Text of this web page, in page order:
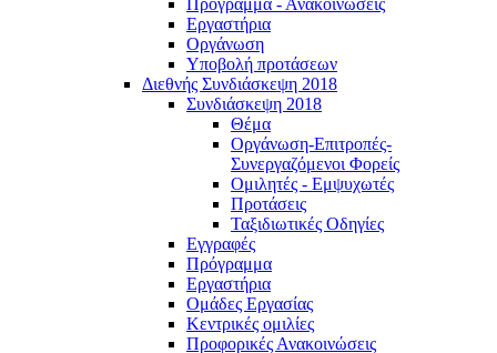
Πρόγραμμα - Ανακοινώσεις
Εργαστήρια
Οργάνωση
Υποβολή προτάσεων
Διεθνής Συνδιάσκεψη 2018
Συνδιάσκεψη 2018
Θέμα
Οργάνωση-Επιτροπές-
Συνεργαζόμενοι Φορείς
Ομιλητές - Εμψυχωτές
Προτάσεις
Ταξιδιωτικές Οδηγίες
Εγγραφές
Πρόγραμμα
Εργαστήρια
Ομάδες Εργασίας
Κεντρικές ομιλίες
Προφορικές Ανακοινώσεις